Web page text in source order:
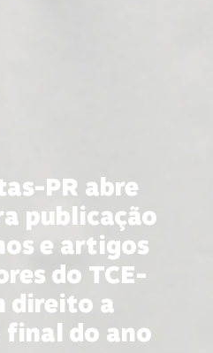
PR abre
publicação
e artigos
do TCE-
direito a
do ano